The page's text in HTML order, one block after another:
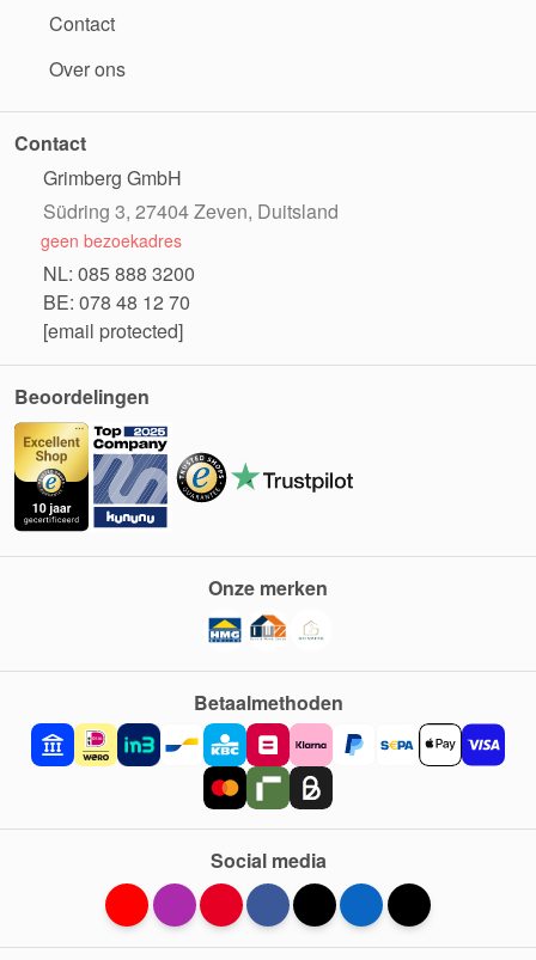
Contact
Over ons
Contact
Grimberg GmbH
Südring 3, 27404 Zeven, Duitsland
geen bezoekadres
NL: 085 888 3200
BE: 078 48 12 70
[email protected]
Beoordelingen
Betaalmethoden
Onze merken
Social media